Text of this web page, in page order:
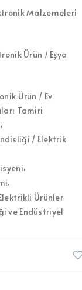
Malzemeleri
Ürün / Eşya
Ürün / Ev
Tamiri
/ Elektrik
Ürünler
ve Endüstriyel